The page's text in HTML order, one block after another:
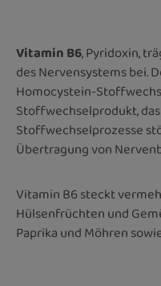
Vitamin B6, Pyridoxin,
des Nervensystems bei.
Homocystein-
Stoffwechselprodukt,
Stoffwechselprozesse
Übertragung von
Vitamin B6 steckt
Hülsenfrüchten und
Paprika und Möhren